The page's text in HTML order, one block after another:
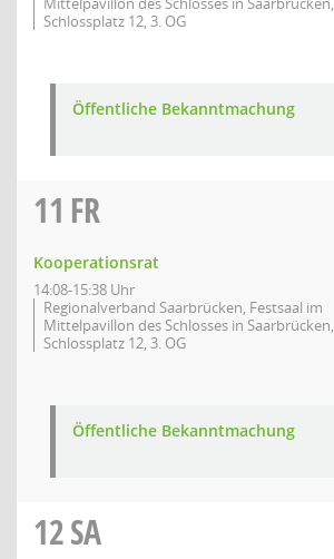
Schlossplatz 12, 3. OG
Öffentliche Bekanntmachung
11 FR
Kooperationsrat
14:08-15:38 Uhr
Regionalverband Saarbrücken, Festsaal im
Mittelpavillon des Schlosses in Saarbrücken,
Schlossplatz 12, 3. OG
Öffentliche Bekanntmachung
12SA